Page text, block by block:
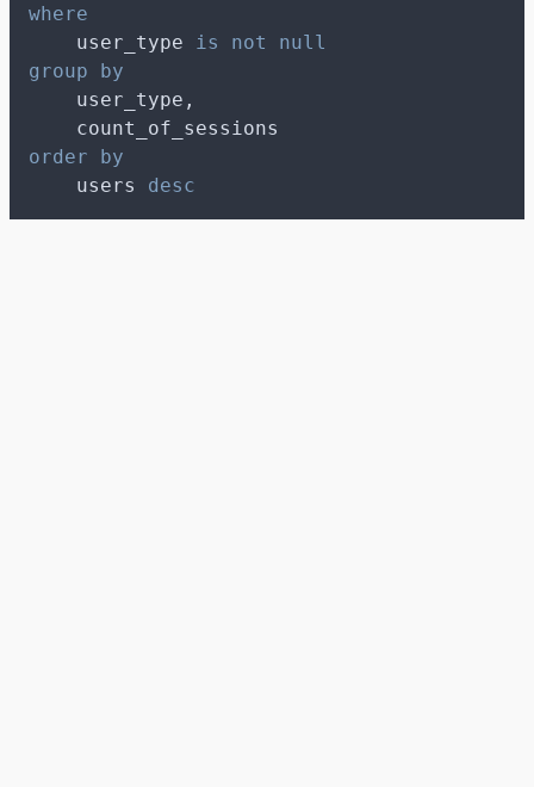
where
    user_type
is not null
group by
    user_type,
    count_of_sessions
order by
    users
desc